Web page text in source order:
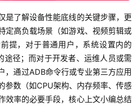
是了解设备性能底线的关键步骤，更
定高负载场景（如游戏、视频剪辑或
提，对于普通用户，系统设置内的
途径；而对于开发者、运维人员或需
，通过ADB命令行或专业第三方应用
参数（如CPU架构、内存频率、传感
效率的必要手段，核心上文小编总结